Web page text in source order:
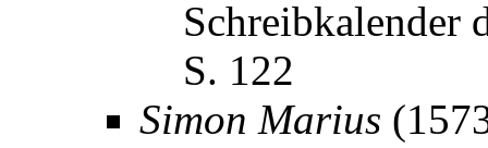
Schreibkalender
S. 122
Simon Marius